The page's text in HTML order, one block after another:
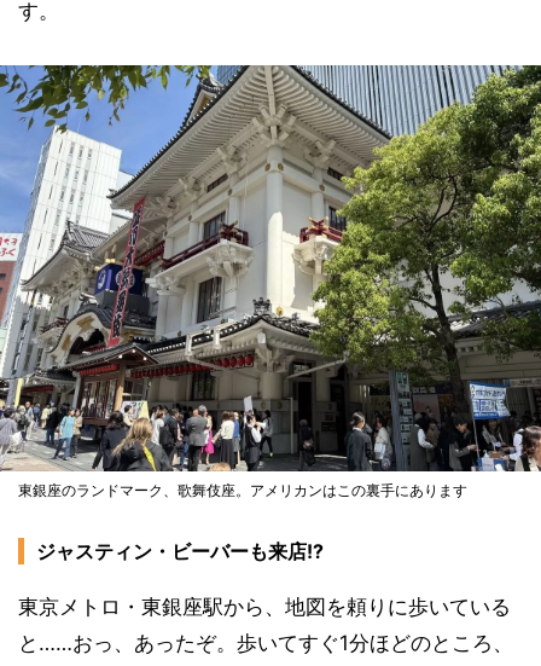
す。
東銀座のランドマーク、歌舞伎座。アメリカンはこの裏手にあります
ジャスティン・ビーバーも来店!?
東京メトロ・東銀座駅から、地図を頼りに歩いている
と……おっ、あったぞ。歩いてすぐ1分ほどのところ、